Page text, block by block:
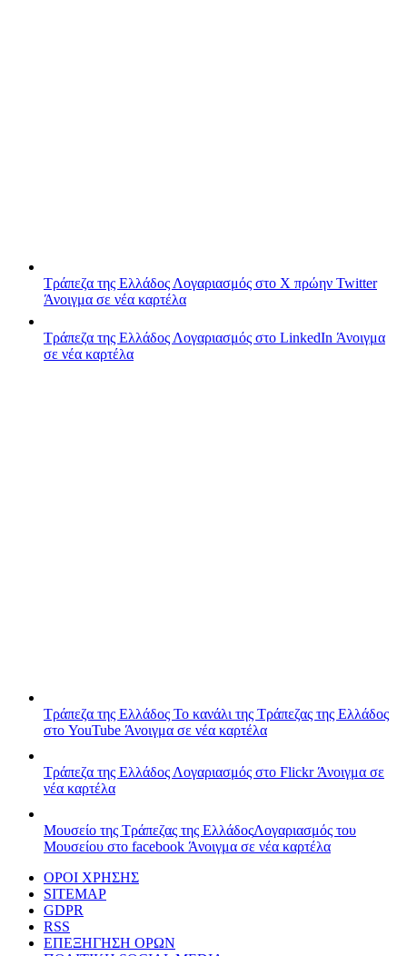
Τράπεζα της Ελλάδος Λογαριασμός στο X πρώην Twitter
Άνοιγμα σε νέα καρτέλα
Τράπεζα της Ελλάδος Λογαριασμός στο LinkedIn Άνοιγμα
σε νέα καρτέλα
Τράπεζα της Ελλάδος Το κανάλι της Τράπεζας της Ελλάδος
στο YouTube Άνοιγμα σε νέα καρτέλα
Τράπεζα της Ελλάδος Λογαριασμός στο FlickrΆνοιγμα σε
νέα καρτέλα
Μουσείο της Τράπεζας της ΕλλάδοςΛογαριασμός του
Μουσείου στο facebook Άνοιγμα σε νέα καρτέλα
ΟΡΟΙ ΧΡΗΣΗΣ
SITEMAP
GDPR
RSS
ΕΠΕΞΗΓΗΣΗ ΟΡΩΝ